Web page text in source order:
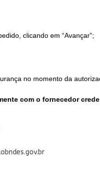
clicando em “Avançar”;
no momento da
com o fornecedor